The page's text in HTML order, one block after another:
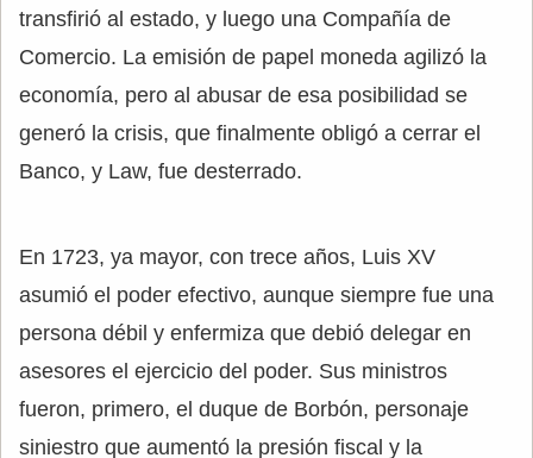
transfirió al estado, y luego una Compañía de
Comercio. La emisión de papel moneda agilizó la
economía, pero al abusar de esa posibilidad se
generó la crisis, que finalmente obligó a cerrar el
Banco, y Law, fue desterrado.
En 1723, ya mayor, con trece años, Luis XV
asumió el poder efectivo, aunque siempre fue una
persona débil y enfermiza que debió delegar en
asesores el ejercicio del poder. Sus ministros
fueron, primero, el duque de Borbón, personaje
siniestro que aumentó la presión fiscal y la